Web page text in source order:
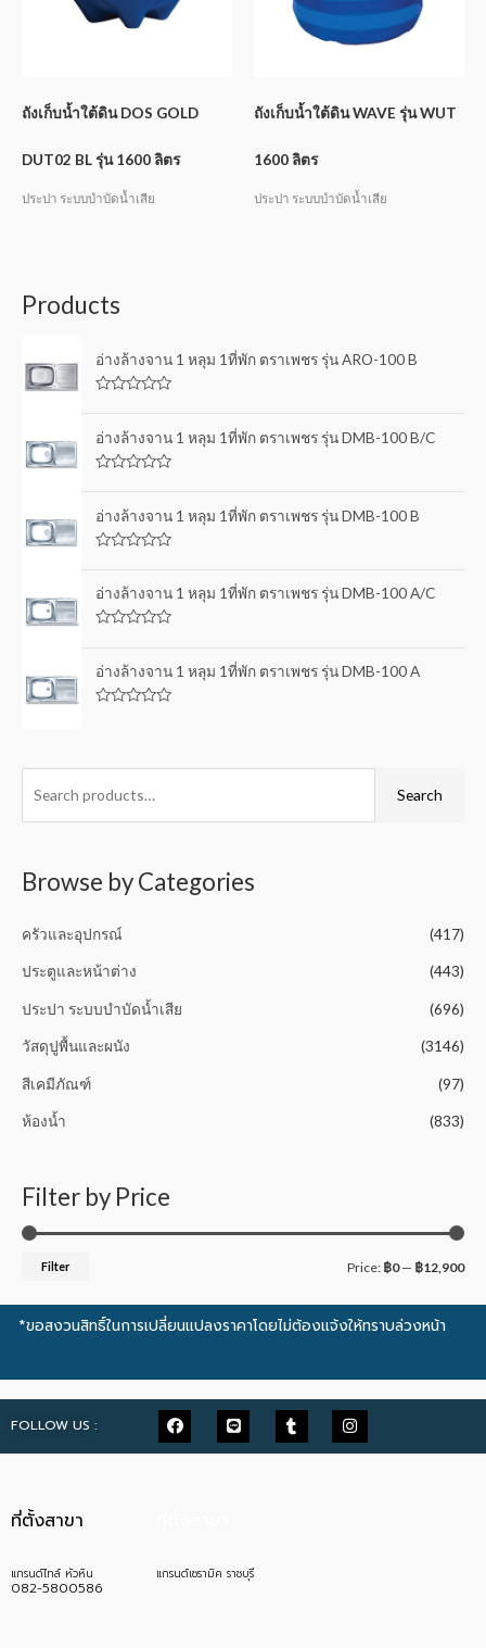
ถังเก็บน้ำใต้ดิน DOS GOLD
DUT02 BL รุ่น 1600 ลิตร
ประปา ระบบบำบัดน้ำเสีย
ถังเก็บน้ำใต้ดิน WAVE รุ่น WUT
1600 ลิตร
ประปา ระบบบำบัดน้ำเสีย
Products
อ่างล้างจาน 1 หลุม 1ที่พัก ตราเพชร รุ่น ARO-100 B
t
e
d
t
o
f
อ่างล้างจาน 1 หลุม 1ที่พัก ตราเพชร รุ่น DMB-100 B/C
t
e
d
t
o
f
อ่างล้างจาน 1 หลุม 1ที่พัก ตราเพชร รุ่น DMB-100 B
t
e
d
t
o
f
อ่างล้างจาน 1 หลุม 1ที่พัก ตราเพชร รุ่น DMB-100 A/C
t
e
d
o
5
อ่างล้างจาน 1 หลุม 1ที่พัก ตราเพชร รุ่น DMB-100 A
d
o
Search
Browse by Categories
ครัวและอุปกรณ์ (417)
ประตูและหน้าต่าง (443)
ประปา ระบบบำบัดน้ำเสีย (696)
วัสดุปูพื้นและผนัง (3146)
สีเคมีภัณฑ์ (97)
ห้องน้ำ (833)
Filter by Price
Filter Price: ฿0— ฿12,900
*ขอสงวนสิทธิ์ในการเปลี่ยนแปลงราคาโดยไม่ต้องแจ้งให้ทราบล่วงหน้า
FOLLOW US :
ที่ตั้งสาขา
แกรนด์ไทล์ หัวหิน
082-5800586
แกรนด์เซรามิค ราชบุรี